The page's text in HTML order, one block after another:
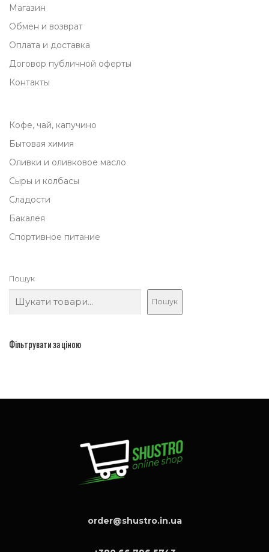
Магазин
Обмен и возврат
Оплата и доставка
Договор публичной оферты
Контакты
Кофе, чай, капучино
Бытовая химия
Оливки и оливковое масло
Сыры и колбасы
Сладости
Бакалея
Спортивное питание
Пошук
Пошук
Фільтрувати за ціною
order@shustro.in.ua